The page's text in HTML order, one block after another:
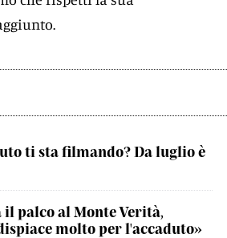
ti sta filmando? Da luglio è
il palco al Monte Verità,
molto per l'accaduto»